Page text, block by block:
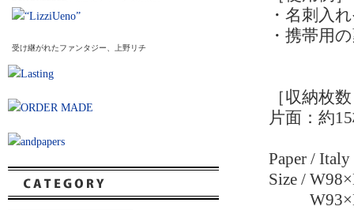
受け継がれたファンタジー、上野リチ
・名刺入
・携帯用
［収納枚
片面：約
Paper / Italy
Size /